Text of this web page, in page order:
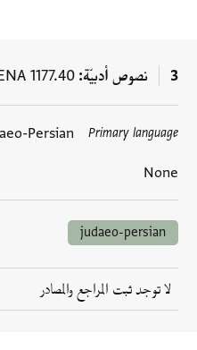
3 نصوص أدبيّة 1177.40
Primary language
Persian
None
العلامات
judaeo-persian
لا توجد ثبت المراجع والمصادر